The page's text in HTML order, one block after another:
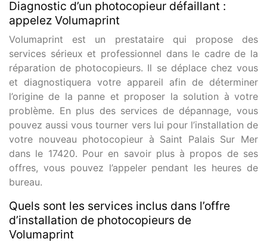
Diagnostic d’un photocopieur défaillant :
appelez Volumaprint
Volumaprint est un prestataire qui propose des
services sérieux et professionnel dans le cadre de la
réparation de photocopieurs. Il se déplace chez vous
et diagnostiquera votre appareil afin de déterminer
l’origine de la panne et proposer la solution à votre
problème. En plus des services de dépannage, vous
pouvez aussi vous tourner vers lui pour l’installation de
votre nouveau photocopieur à Saint Palais Sur Mer
dans le 17420. Pour en savoir plus à propos de ses
offres, vous pouvez l’appeler pendant les heures de
bureau.
Quels sont les services inclus dans l’offre
d’installation de photocopieurs de
Volumaprint